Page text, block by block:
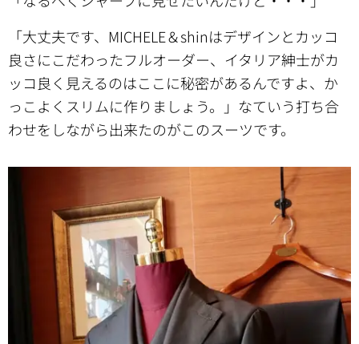
「大丈夫です、MICHELE＆shinはデザインとカッコ
良さにこだわったフルオーダー、イタリア紳士がカ
ッコ良く見えるのはここに秘密があるんですよ、か
っこよくスリムに作りましょう。」なていう打ち合
わせをしながら出来たのがこのスーツです。